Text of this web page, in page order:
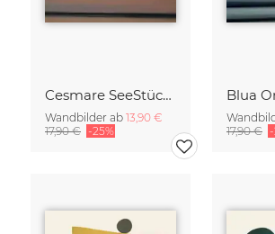
Cesmare SeeStück No.09
Wandbilder ab 13,90 €
17,90 € -25%
17,90 €